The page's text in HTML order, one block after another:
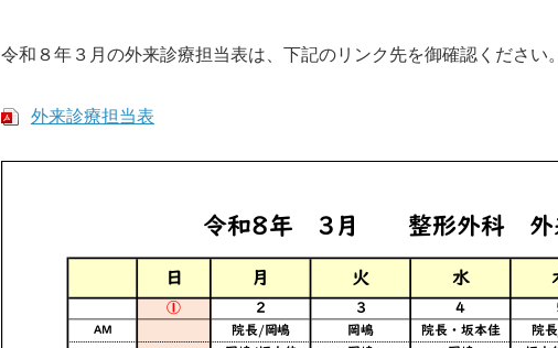
令和８年３月の外来診療担当表は、下記のリンク先を御確認ください。
外来診療担当表